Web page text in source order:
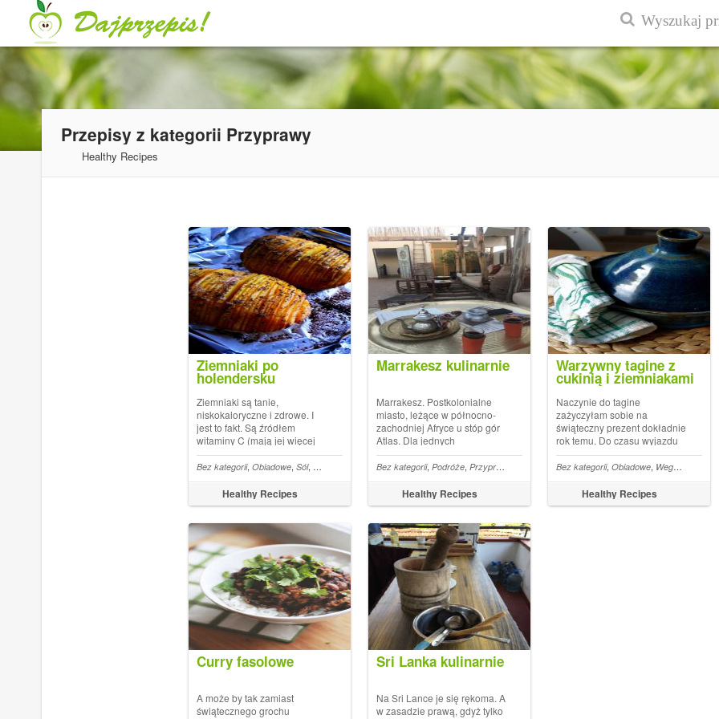
Przepisy z kategorii Przyprawy
Healthy Recipes
Ziemniaki po
holendersku
Ziemniaki są tanie,
niskokaloryczne i zdrowe. I
jest to fakt. Są źródłem
witaminy C (mają jej więcej
niż jabłka!), mają pięć razy
mniej kalorii niż makarony lub
kasze, a do tego zawierają
dużo potasu i magnezu.
Gotując je obrane w wodzie
Healthy Recipes
Bez kategorii, Obiadowe, Sól, Oliwa ,Przyprawy,Z piekarnika,Majeranek Pieczone,Pyry,Grule,Kminek,Po holendersku
Marrakesz kulinarnie
Marrakesz. Postkolonialne
miasto, leżące w północno-
zachodniej Afryce u stóp gór
Atlas. Dla jednych
traumatyczne, hałaśliwe
doświadczenie biedy i
arabskiego porządku świata,
dla innych hipnotyzujące
swoimi kolorami i
miasto, któr...
Healthy Recipes
Bez kategorii, Podróże, Przyprawy Podróże kulinarne,Marrakesz,Oliwki
Warzywny tagine z
cukinią i ziemniakami
Naczynie do tagine
zażyczyłam sobie na
świąteczny prezent dokładnie
rok temu. Do czasu wyjazdu
do Marrakeszu nie użyłam go
ani raz. Czułam respekt przed
jego piramidalną formą.
Bałam się, że zepsuję danie
zupełnie nie wiedząc jak je
Healthy Recipes
Bez kategorii, Obiadowe, Wege ,
Curry fasolowe
A może by tak zamiast
świątecznego grochu
Sri Lanka kulinarnie
Na Sri Lance je się rękoma. A
w zasadzie prawą, gdyż tylko